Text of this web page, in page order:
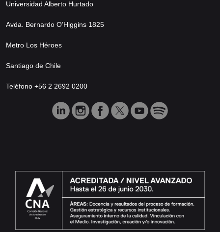
Universidad Alberto Hurtado
Avda. Bernardo O’Higgins 1825
Metro Los Héroes
Santiago de Chile
Teléfono +56 2 2692 0200